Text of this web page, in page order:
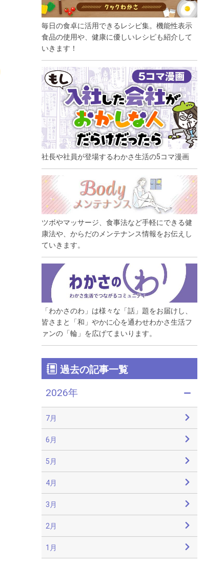
毎日の食卓に活用できるレシピ集。機能性表示
食品の使用や、健康に優しいレシピも紹介して
いきます！
社長や社員が登場するわかさ生活の5コマ漫画
ツボやマッサージ、食事法など手軽にできる健
康法や、からだのメンテナンス情報をお伝えし
ていきます。
「わかさのわ」は様々な「話」題をお届けし、
皆さまと「和」やかに心を通わせわかさ生活フ
ァンの「輪」を広げてまいります。
過去の記事一覧
2026年
7月
6月
5月
4月
3月
2月
1月